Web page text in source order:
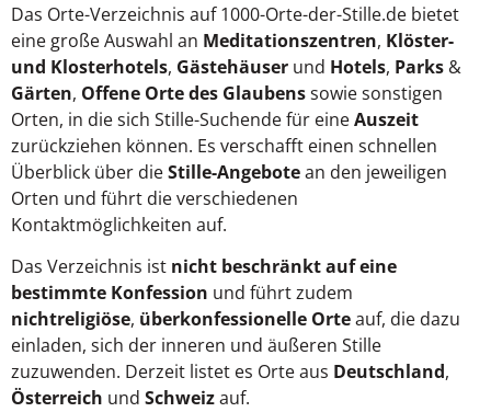
Das Orte-Verzeichnis auf 1000-Orte-der-Stille.de bietet
eine große Auswahl an Meditationszentren, Klöster-
und Klosterhotels, Gästehäuser und Hotels, Parks &
Gärten, Offene Orte des Glaubenssowie sonstigen
Orten, in die sich Stille-Suchende für eineAuszeit
zurückziehen können. Es verschafft einen schnellen
Überblick über dieStille-Angebotean den jeweiligen
Orten und führt die verschiedenen
Kontaktmöglichkeiten auf.
Das Verzeichnis ist nicht beschränkt auf eine
bestimmte Konfession und führt zudem
nichtreligiöse, überkonfessionelle Orteauf, die dazu
einladen, sich der inneren und äußeren Stille
zuzuwenden. Derzeit listet es Orte aus Deutschland,
Österreich und Schweizauf.